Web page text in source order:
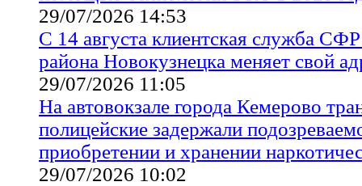
29/07/2026 14:53
С 14 августа клиентская служба
района Новокузнецка меняет свой
29/07/2026 11:05
На автовокзале города Кемерово
полицейские задержали
приобретении и хранении
29/07/2026 10:02